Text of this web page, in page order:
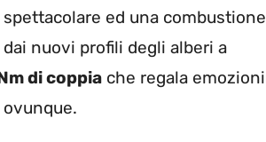
ed una combustione
nuovi profili degli alberi a
di coppia che regala emozioni